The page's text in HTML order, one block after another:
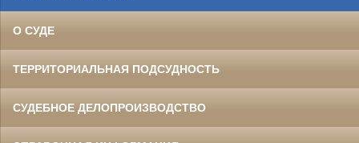
О СУДЕ
ТЕРРИТОРИАЛЬНАЯ ПОДСУДНОСТЬ
СУДЕБНОЕ ДЕЛОПРОИЗВОДСТВО